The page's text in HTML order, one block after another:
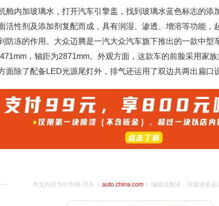
舱内加玻璃水，打开汽车引擎盖，找到玻璃水蓝色标志的添
活性剂及添加剂复配而成，具有润湿、渗透、增溶等功能，
防冻的作用。大众迈腾是一汽大众汽车旗下推出的一款中型
，轴距为2871mm。外观方面，这款车的前脸采用家
面除了配备LED光源尾灯外，排气还运用了双边共两出扁口
本文内容为中华网·汽车（ auto.china.com）编辑或翻译，转载请务必